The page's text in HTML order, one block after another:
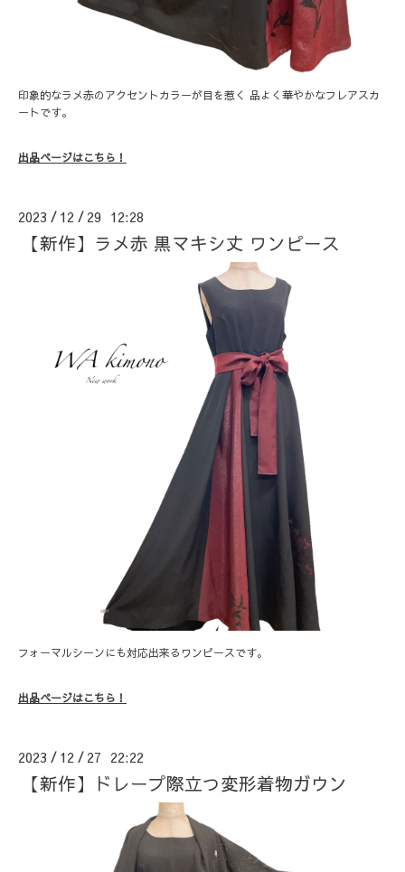
印象的なラメ赤のアクセントカラーが目を惹く 品よく華やかなフレアスカ
ートです。
出品ページはこちら！
2023 / 12 / 29 12:28
【新作】ラメ赤 黒マキシ丈 ワンピース
フォーマルシーンにも対応出来るワンピースです。
出品ページはこちら！
2023 / 12 / 27 22:22
【新作】ドレープ際立つ変形着物ガウン